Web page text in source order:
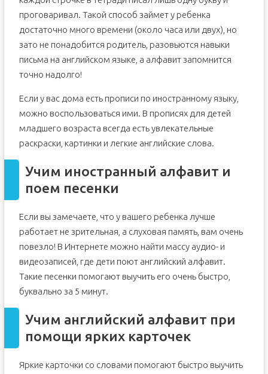
проговаривал. Такой способ займет у ребенка
достаточно много времени (около часа или двух), но
зато не понадобится родитель, разовьются навыки
письма на английском языке, а алфавит запомнится
точно надолго!
Если у вас дома есть прописи по иностранному языку,
можно воспользоваться ими. В прописях для детей
младшего возраста всегда есть увлекательные
раскраски, картинки и легкие английские слова.
Учим иностранный алфавит и
поем песенки
Если вы замечаете, что у вашего ребенка лучше
работает не зрительная, а слуховая память, вам очень
повезло! В Интернете можно найти массу аудио- и
видеозаписей, где дети поют английский алфавит.
Такие песенки помогают выучить его очень быстро,
буквально за 5 минут.
Учим английский алфавит при
помощи ярких карточек
Яркие карточки со словами помогают быстро выучить